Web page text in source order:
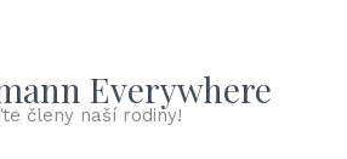
Everywhere
členy naší rodiny!